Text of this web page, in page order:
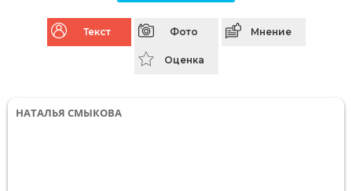
Текст Фото Мнение
Оценка
НАТАЛЬЯ СМЫКОВА